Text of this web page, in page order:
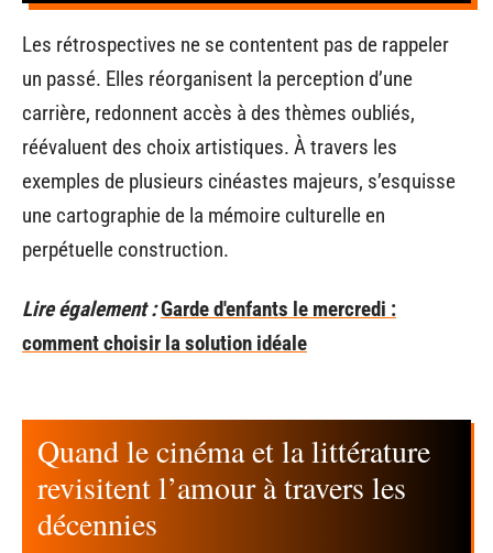
Les rétrospectives ne se contentent pas de rappeler
un passé. Elles réorganisent la perception d’une
carrière, redonnent accès à des thèmes oubliés,
réévaluent des choix artistiques. À travers les
exemples de plusieurs cinéastes majeurs, s’esquisse
une cartographie de la mémoire culturelle en
perpétuelle construction.
Lire également :Garde d'enfants le mercredi :
comment choisir la solution idéale
Quand le cinéma et la littérature
revisitent l’amour à travers les
décennies